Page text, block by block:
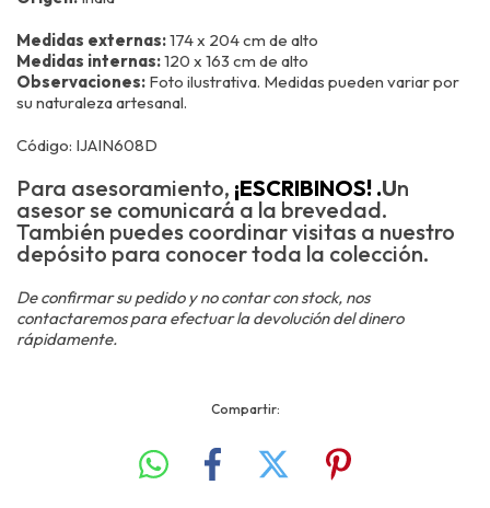
Medidas externas:174 x 204 cm de alto
Medidas internas:120 x 163 cm de alto
Observaciones: Foto ilustrativa. Medidas pueden variar por
su naturaleza artesanal.
Código: IJAIN608D
Para asesoramiento, ¡ESCRIBINOS! .Un
asesor se comunicará a la brevedad.
También puedes coordinar visitas a nuestro
depósito para conocer toda la colección.
De confirmar su pedido y no contar con stock, nos
contactaremos para efectuar la devolución del dinero
rápidamente.
Compartir: